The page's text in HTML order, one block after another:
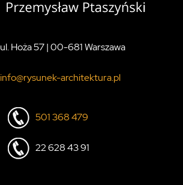
ul. Hoża 57 | 00-681 Warszawa
info@rysunek-architektura.pl
501 368 479
22 628 43 91